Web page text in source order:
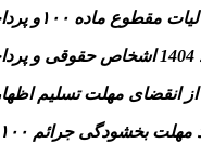
بخشودگی جرائم ۱۰۰ درصدی سامانه مودیان تا انتهای سال ۱۴۰۵